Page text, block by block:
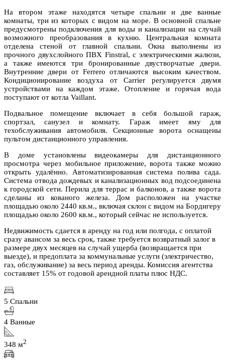
На втором этаже находятся четыре спальни и две ванные
комнаты, три из которых с видом на море. В основной спальне
предусмотрены подключения для воды и канализации на случай
возможного преобразования в кухню. Центральная комната
отделена стеной от главной спальни. Окна выполнены из
прочного двухслойного ПВХ Finstral, с электрическими жалюзи,
а также имеются три бронированные двустворчатые двери.
Внутренние двери от Ferrero отличаются высоким качеством.
Кондиционирование воздуха от Carrier регулируется двумя
устройствами на каждом этаже. Отопление и горячая вода
поступают от котла Vaillant.
Подвальное помещение включает в себя большой гараж,
спортзал, санузел и комнату. Гараж имеет яму для
техобслуживания автомобиля. Секционные ворота оснащены
пультом дистанционного управления.
В доме установлены видеокамеры для дистанционного
просмотра через мобильное приложение, ворота также можно
открыть удалённо. Автоматизированная система полива сада.
Система отвода дождевых и канализационных вод подсоединена
к городской сети. Перила для террас и балконов, а также ворота
сделаны из кованого железа. Дом расположен на участке
площадью около 2440 кв.м., включая склон с видом на Бордигеру
площадью около 2600 кв.м., который сейчас не используется.
Недвижимость сдается в аренду на год или полгода, с оплатой
сразу авансом за весь срок, также требуется возвратный залог в
размере двух месяцев на случай ущерба (возвращается при
выезде), и предоплата за коммунальные услуги (электричество,
газ, обслуживание) за весь период аренды. Комиссия агентства
составляет 15% от годовой арендной платы плюс НДС.
5 Спальни
4 Ванные
348 м2